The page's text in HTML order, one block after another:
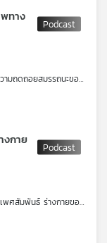
ของคนบางกลุ่มที่ชอบมี
มาจากการมี #เพศ
ลง เมื่อร่างกายไม่แข็ง
าเรียกว่า เอดส์ อีกเรื่อง
รายการ โรงหมอ
ทาง
มถดถอยสมรรถนะของ
ที่ลดลงแล้ว ยังมีปัจจัย
เพศ
รถภาพทางเพศเสื่อม
จแบบบอกใครไม่ได้ เมื่อ
ำให้ความสัมพันธ์
152 ล้านคนทั่วโลก
งลดลงถึง 20.4% อายุ
ง 73.4% ปัญหาเกิด
ย่างไร รายการ โรง
งกาย
พศสัมพันธ์ ร่างกายของ
ทำกิจกรรมเท่านั้น